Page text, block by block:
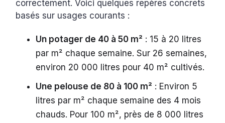
correctement. Voici quelques repères concrets
basés sur usages courants :
Un potager de 40 à 50 m² : 15 à 20 litres
par m² chaque semaine. Sur 26 semaines,
environ 20 000 litres pour 40 m² cultivés.
Une pelouse de 80 à 100 m² : Environ 5
litres par m² chaque semaine des 4 mois
chauds. Pour 100 m², près de 8 000 litres